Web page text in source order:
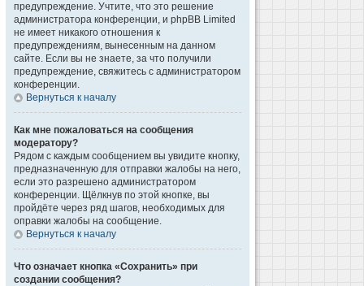
предупреждение. Учтите, что это решение
администратора конференции, и phpBB Limited
не имеет никакого отношения к
предупреждениям, вынесенным на данном
сайте. Если вы не знаете, за что получили
предупреждение, свяжитесь с администратором
конференции.
Вернуться к началу
Как мне пожаловаться на сообщения
модератору?
Рядом с каждым сообщением вы увидите кнопку,
предназначенную для отправки жалобы на него,
если это разрешено администратором
конференции. Щёлкнув по этой кнопке, вы
пройдёте через ряд шагов, необходимых для
оправки жалобы на сообщение.
Вернуться к началу
Что означает кнопка «Сохранить» при
создании сообщения?